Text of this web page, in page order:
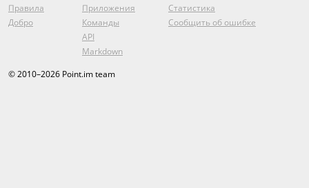
Правила
Добро
Приложения
Команды
API
Markdown
Статистика
Сообщить об ошибке
© 2010–2026 Point.im team